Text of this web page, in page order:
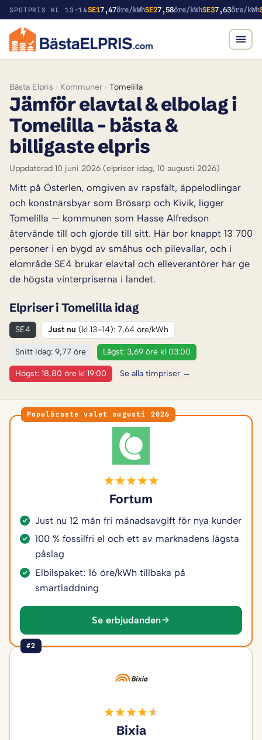
SPOTPRIS KL 13-14SE17,47öre/kWhSE27,58öre/kWhSE37,63öre/kWh
Bästa Elpris › Kommuner › Tomelilla
Jämför elavtal & elbolag i
Tomelilla – bästa &
billigaste elpris
Uppdaterad 10 juni 2026 (elpriser idag, 10 augusti 2026)
Mitt på Österlen, omgiven av rapsfält, äppelodlingar
och konstnärsbyar som Brösarp och Kivik, ligger
Tomelilla — kommunen som Hasse Alfredson
återvände till och gjorde till sitt. Här bor knappt 13 700
personer i en bygd av småhus och pilevallar, och i
elområde SE4 brukar elavtal och elleverantörer här ge
de högsta vinterpriserna i landet.
Elpriser i Tomelilla idag
SE4 Just nu (kl 13–14): 7,64 öre/kWh
Snitt idag: 9,77 öre Lägst: 3,69 öre kl 03:00
Högst: 18,80 öre kl 19:00 Se alla timpriser →
Populäraste valet augusti 2026
Fortum
Just nu 12 mån fri månadsavgift för nya kunder
100 % fossilfri el och ett av marknadens lägsta
påslag
Elbilspaket: 16 öre/kWh tillbaka på
smartladdning
Se erbjudanden
#2
Bixia